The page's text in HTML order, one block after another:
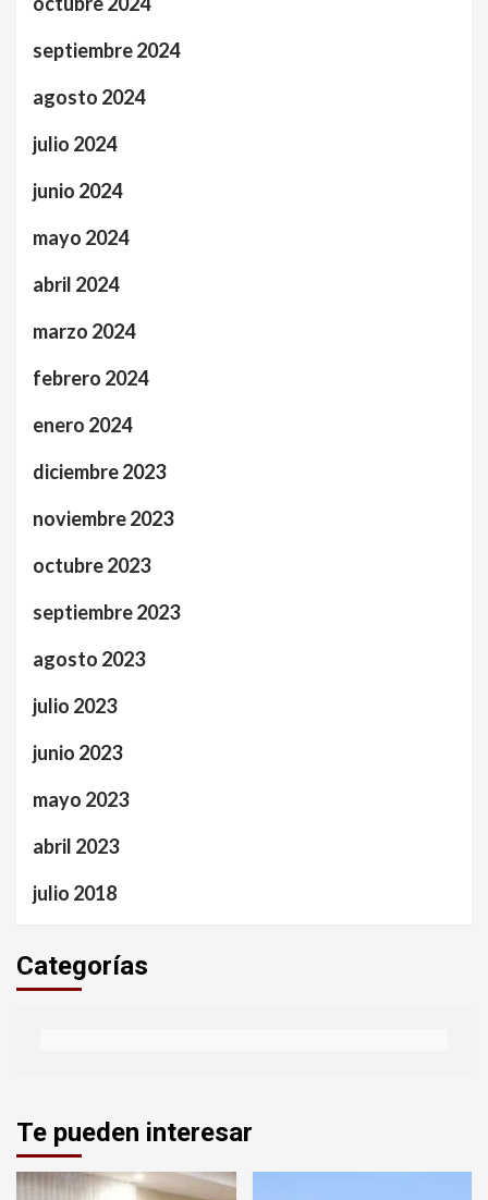
septiembre 2024
agosto 2024
julio 2024
junio 2024
mayo 2024
abril 2024
marzo 2024
febrero 2024
enero 2024
diciembre 2023
noviembre 2023
octubre 2023
septiembre 2023
agosto 2023
julio 2023
junio 2023
mayo 2023
abril 2023
julio 2018
Categorías
Te pueden interesar